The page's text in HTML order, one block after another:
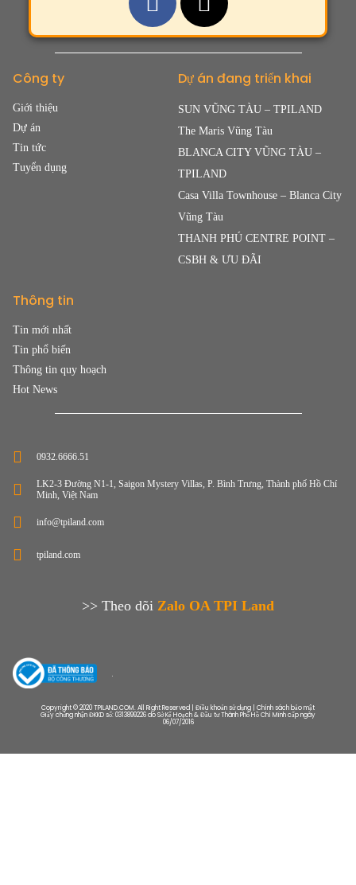
Công ty
Giới thiệu
Dự án
Tin tức
Tuyển dụng
Dự án đang triển khai
SUN VŨNG TÀU – TPILAND
The Maris Vũng Tàu
BLANCA CITY VŨNG TÀU –
TPILAND
Casa Villa Townhouse – Blanca City
Vũng Tàu
THANH PHÚ CENTRE POINT –
CSBH & ƯU ĐÃI
Thông tin
Tin mới nhất
Tin phổ biến
Thông tin quy hoạch
Hot News
0932.6666.51
LK2-3 Đường N1-1, Saigon Mystery Villas, P. Bình Trưng, Thành phố Hồ Chí
Minh, Việt Nam
info@tpiland.com
tpiland.com
>> Theo dõi Zalo OA TPI Land
Copyright © 2020 TPILAND.COM. All Right Reserved | Điều khoản sử dụng | Chính sách bảo mật
Giấy chứng nhận ĐKKD số: 0313899226 do Sở Kế Hoạch & Đầu tư Thành Phố Hồ Chí Minh cấp ngày
06/07/2016